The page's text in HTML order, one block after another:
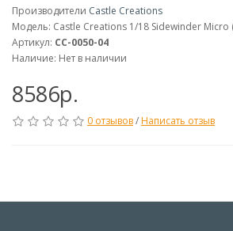
Производители Castle Creations
Модель: Castle Creations 1/18 Sidewinder Micro
Артикул: CC-0050-04
Наличие: Нет в наличии
8586р.
0 отзывов/ Написать отзыв